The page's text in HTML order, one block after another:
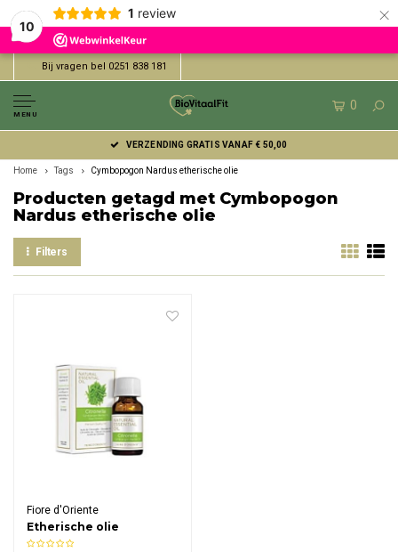
10
1 review ×
Bij vragen bel 0251 838 181
MENU
0
VERZENDING GRATIS VANAF € 50,00
Home Tags Cymbopogon Nardus etherische olie
Producten getagd met Cymbopogon
Nardus etherische olie
Filters
Fiore d'Oriente
Etherische olie
Citronella Biologisch